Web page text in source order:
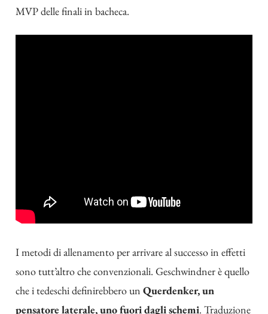
MVP delle finali in bacheca.
I metodi di allenamento per arrivare al successo in effetti
sono tutt’altro che convenzionali. Geschwindner è quello
che i tedeschi definirebbero un Querdenker, un
pensatore laterale, uno fuori dagli schemi. Traduzione